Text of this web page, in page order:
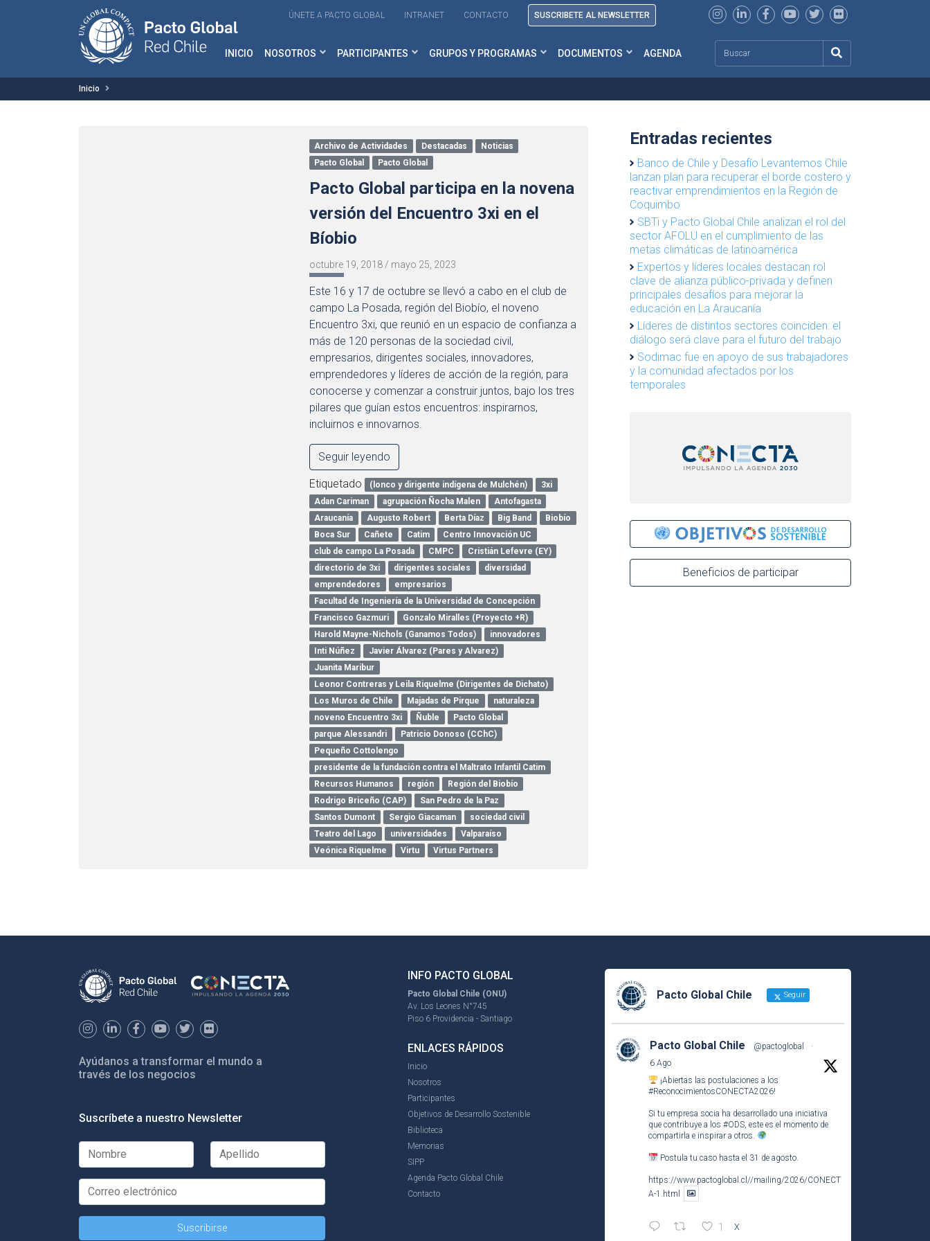
ÚNETE A PACTO GLOBAL INTRANET CONTACTO SUSCRIBETE AL NEWSLETTER
INICIO NOSOTROS PARTICIPANTES GRUPOS Y PROGRAMAS DOCUMENTOS AGENDA
Inicio
Archivo de Actividades Destacadas
Noticias
Pacto Global
Pacto Global
Pacto Global participa en la novena
versión del Encuentro 3xi en el
Bíobio
octubre 19, 2018 / mayo 25, 2023
Este 16 y 17 de octubre se llevó a cabo en el club de
campo La Posada, región del Biobío, el noveno
Encuentro 3xi, que reunió en un espacio de confianza a
más de 120 personas de la sociedad civil,
empresarios, dirigentes sociales, innovadores,
emprendedores y líderes de acción de la región, para
conocerse y comenzar a construir juntos, bajo los tres
pilares que guían estos encuentros: inspirarnos,
incluirnos e innovarnos.
Seguir leyendo
Etiquetado (lonco y dirigente indígena de Mulchén)
3xi
Adan Cariman
agrupación Ñocha Malen
Antofagasta
Araucanía
Augusto Robert Berta Díaz Big Band
Biobío
Boca Sur
Cañete Catim
Centro Innovación UC
club de campo La Posada
CMPC
Cristián Lefevre (EY)
directorio de 3xi
dirigentes sociales
diversidad
emprendedores
empresarios
Facultad de Ingeniería de la Universidad de Concepción
Francisco Gazmuri
Gonzalo Miralles (Proyecto +R)
Harold Mayne-Nichols (Ganamos Todos)
innovadores
Inti Núñez
Javier Álvarez (Pares y Alvarez)
Juanita Maribur
Leonor Contreras y Leila Riquelme (Dirigentes de Dichato)
Los Muros de Chile
Majadas de Pirque
naturaleza
noveno Encuentro 3xi
Ñuble
Pacto Global
parque Alessandri
Patricio Donoso (CChC)
Pequeño Cottolengo
presidente de la fundación contra el Maltrato Infantil Catim
Recursos Humanos
región
Región del Biobío
Rodrigo Briceño (CAP)
San Pedro de la Paz
Santos Dumont
Sergio Giacaman
sociedad civil
Teatro del Lago
universidades
Valparaíso
Veónica Riquelme
Virtu Virtus Partners
Entradas recientes
Banco de Chile y Desafío Levantemos Chile
lanzan plan para recuperar el borde costero y
reactivar emprendimientos en la Región de
Coquimbo
SBTi y Pacto Global Chile analizan el rol del
sector AFOLU en el cumplimiento de las
metas climáticas de latinoamérica
Expertos y líderes locales destacan rol
clave de alianza público-privada y definen
principales desafíos para mejorar la
educación en La Araucanía
Líderes de distintos sectores coinciden: el
diálogo será clave para el futuro del trabajo
Sodimac fue en apoyo de sus trabajadores
y la comunidad afectados por los
temporales
Beneficios de participar
Ayúdanos a transformar el mundo a
través de los negocios
Suscríbete a nuestro Newsletter
INFO PACTO GLOBAL
Pacto Global Chile (ONU)
Av. Los Leones N°745
Piso 6 Providencia - Santiago
ENLACES RÁPIDOS
Inicio
Nosotros
Participantes
Objetivos de Desarrollo Sostenible
Biblioteca
Memorias
SIPP
Agenda Pacto Global Chile
Contacto
Pacto Global Chile Seguir
Pacto Global Chile @pactoglobal
·
6 Ago
¡Abiertas las postulaciones a los
#ReconocimientosCONECTA2026!
Si tu empresa socia ha desarrollado una iniciativa
que contribuye a los #ODS, este es el momento de
compartirla e inspirar a otros.
Postula tu caso hasta el 31 de agosto.
https://www.pactoglobal.cl//mailing/2026/CONECT
A-1.html
1 X